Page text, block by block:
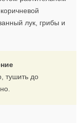
лук, грибы и
тушить до